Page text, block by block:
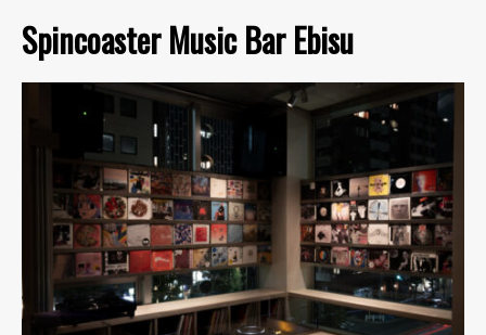
Spincoaster Music Bar Ebisu